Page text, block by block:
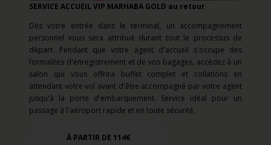
SERVICE ACCUEIL VIP MARHABA GOLD au retour
Dès votre entrée dans le terminal, un accompagnement
personnel vous sera attribué durant tout le processus de
départ. Pendant que votre agent d'accueil s'occupe des
formalités d'enregistrement et de vos bagages, accédez à un
salon qui vous offrira buffet complet et collations en
attendant votre vol avant d'être accompagné par votre agent
jusqu'à la porte d'embarquement. Service idéal pour un
passage à l'aéroport rapide et en toute sécurité.
À PARTIR DE 114€